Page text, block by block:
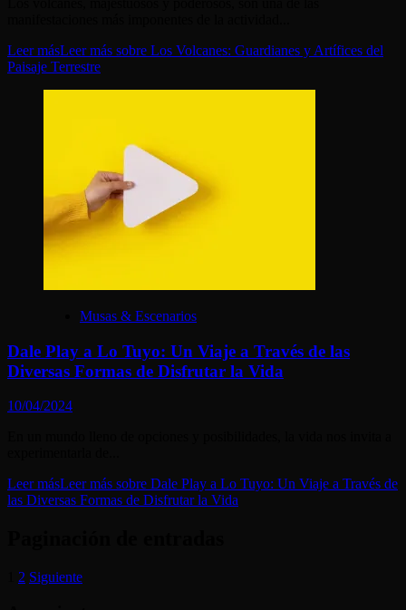
Leer másLeer más sobre Los Volcanes: Guardianes y Artífices del
Paisaje Terrestre
Musas & Escenarios
Dale Play a Lo Tuyo: Un Viaje a Través de las
Diversas Formas de Disfrutar la Vida
10/04/2024
Leer másLeer más sobre Dale Play a Lo Tuyo: Un Viaje a Través de
las Diversas Formas de Disfrutar la Vida
2 Siguiente